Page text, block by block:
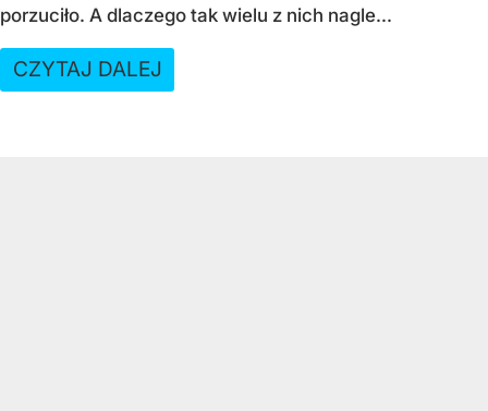
porzuciło. A dlaczego tak wielu z nich nagle...
CZYTAJ DALEJ